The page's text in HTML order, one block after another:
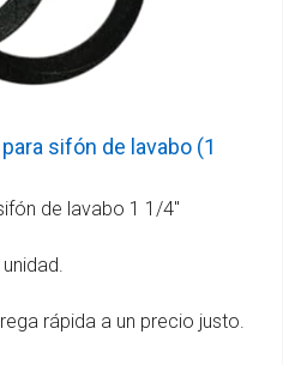
sifón de lavabo (1
de lavabo 1 1/4"
rápida a un precio justo.